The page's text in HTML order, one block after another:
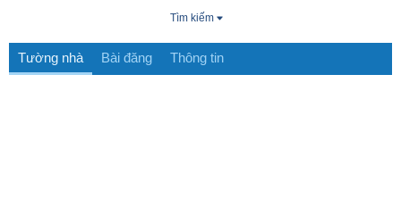
Tìm kiếm
Tường nhà Bài đăng Thông tin